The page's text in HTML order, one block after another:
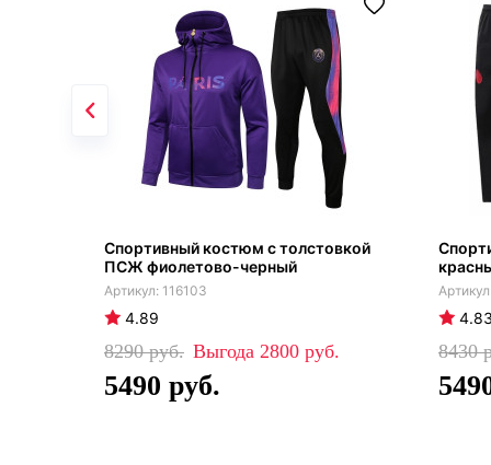
Спортивный костюм с толстовкой
ПСЖ фиолетово-черный
116103
4.89
8290 2800
5490
8430